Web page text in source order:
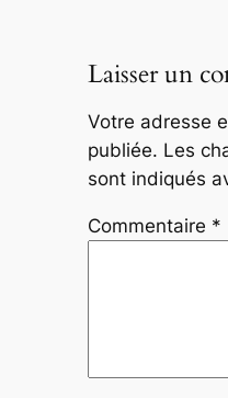
Laisser un
Votre adresse
publiée. Les
sont indiqués
Commentaire *